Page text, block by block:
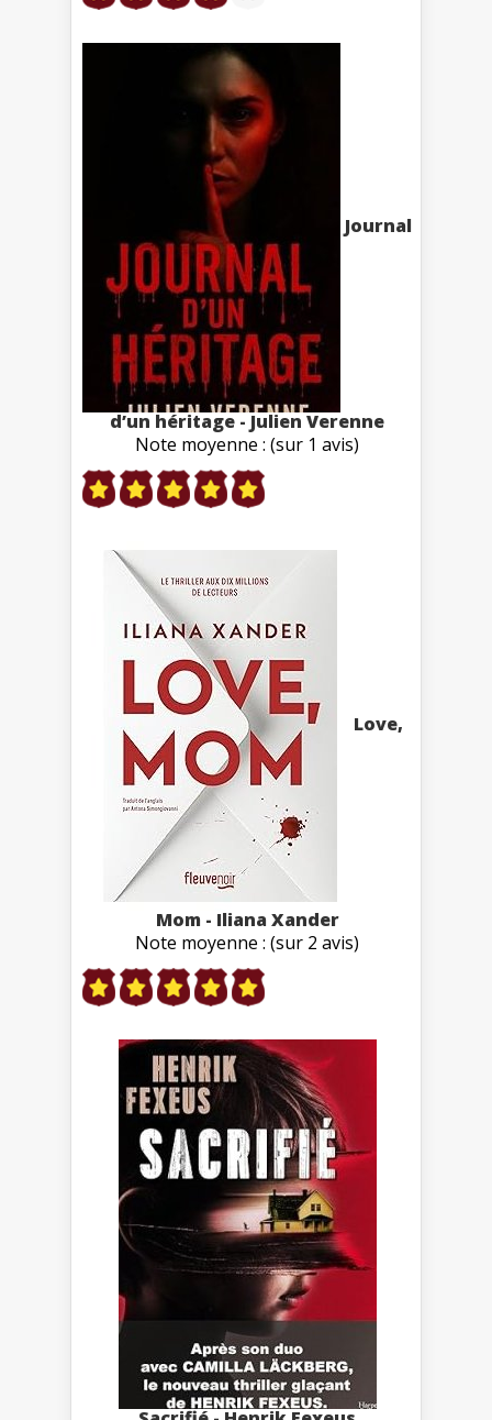
Journal
d’un héritage - Julien Verenne
Note moyenne : (sur 1 avis)
Love,
Mom - Iliana Xander
Note moyenne : (sur 2 avis)